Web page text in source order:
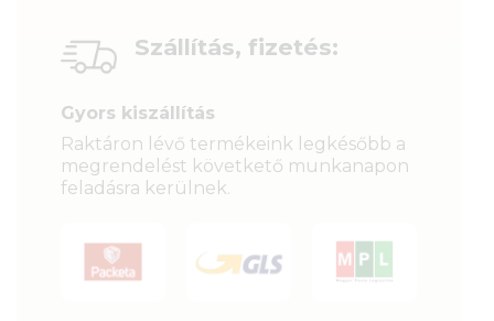
Szállítás, fizetés:
Gyors kiszállítás
Raktáron lévő termékeink legkésőbb a
megrendelést követkető munkanapon
feladásra kerülnek.